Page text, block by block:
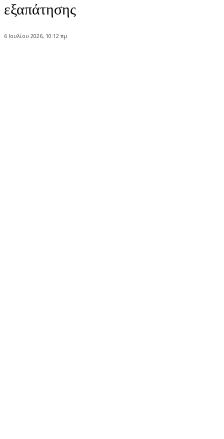
εξαπάτησης
6 Ιουλίου 2026, 10:12 πμ